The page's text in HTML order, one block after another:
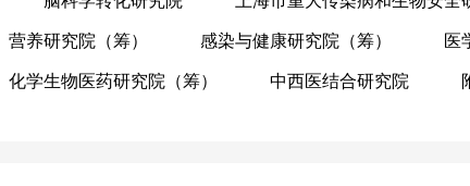
营养研究院（筹） 感染与健康研究院（筹） 医
化学生物医药研究院（筹） 中西医结合研究院